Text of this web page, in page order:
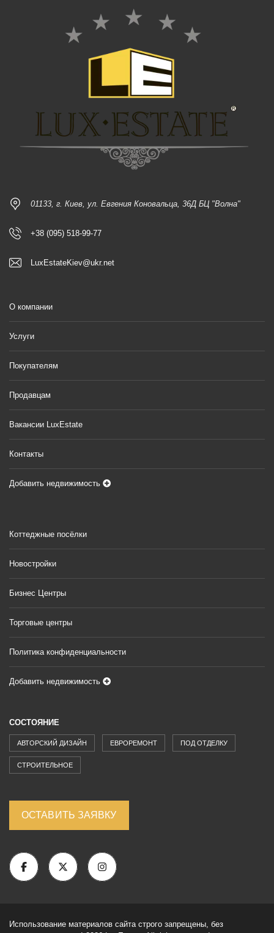
01133, г. Киев, ул. Евгения Коновальца, 36Д БЦ "Волна"
+38 (095) 518-99-77
LuxEstateKiev@ukr.net
О компании
Услуги
Покупателям
Продавцам
Вакансии LuxEstate
Контакты
Добавить недвижимость
Коттеджные посёлки
Новостройки
Бизнес Центры
Торговые центры
Политика конфиденциальности
Добавить недвижимость
СОСТОЯНИЕ
АВТОРСКИЙ ДИЗАЙН ЕВРОРЕМОНТ ПОД ОТДЕЛКУ
СТРОИТЕЛЬНОЕ
ОСТАВИТЬ ЗАЯВКУ
Использование материалов сайта строго запрещены, без